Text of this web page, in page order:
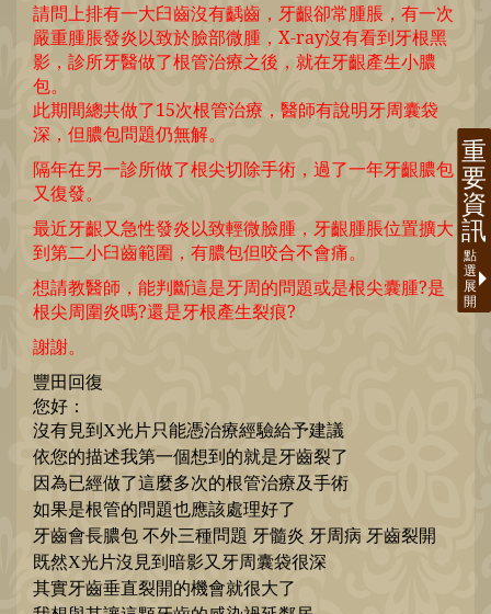
請問上排有一大臼齒沒有齲齒，牙齦卻常腫脹，有一次
嚴重腫脹發炎以致於臉部微腫，X-ray沒有看到牙根黑
影，診所牙醫做了根管治療之後，就在牙齦產生小膿
包。
此期間總共做了15次根管治療，醫師有說明牙周囊袋
深，但膿包問題仍無解。
隔年在另一診所做了根尖切除手術，過了一年牙齦膿包
又復發。
最近牙齦又急性發炎以致輕微臉腫，牙齦腫脹位置擴大
到第二小臼齒範圍，有膿包但咬合不會痛。
想請教醫師，能判斷這是牙周的問題或是根尖囊腫?是
根尖周圍炎嗎?還是牙根產生裂痕?
謝謝。
豐田回復
您好：
沒有見到X光片只能憑治療經驗給予建議
依您的描述我第一個想到的就是牙齒裂了
因為已經做了這麼多次的根管治療及手術
如果是根管的問題也應該處理好了
牙齒會長膿包 不外三種問題 牙髓炎 牙周病 牙齒裂開
既然X光片沒見到暗影又牙周囊袋很深
其實牙齒垂直裂開的機會就很大了